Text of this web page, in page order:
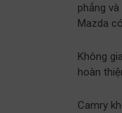
phẳng
Mazda
Không
hoàn
Camry